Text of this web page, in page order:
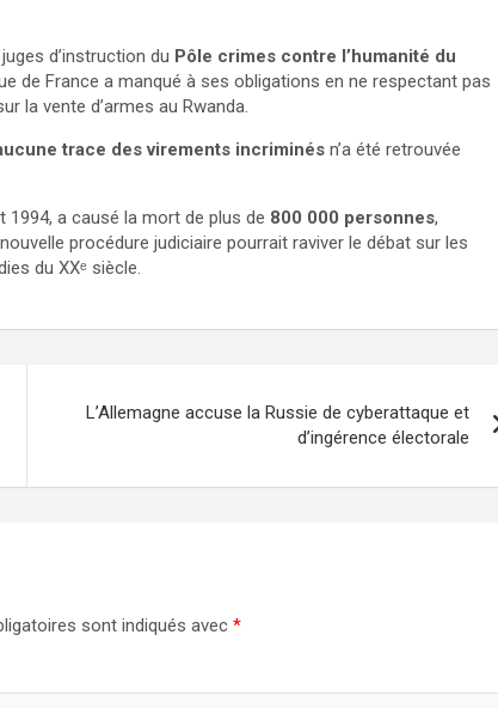
d’instruction du Pôle crimes contre l’humanité du
de France a manqué à ses obligations en ne respectant pas
la vente d’armes au Rwanda.
trace des virements incriminés n’a été retrouvée
1994, a causé la mort de plus de 800 000 personnes,
procédure judiciaire pourrait raviver le débat sur les
du XXᵉ siècle.
L’Allemagne accuse la Russie de cyberattaque et
d’ingérence électorale
sont indiqués avec *